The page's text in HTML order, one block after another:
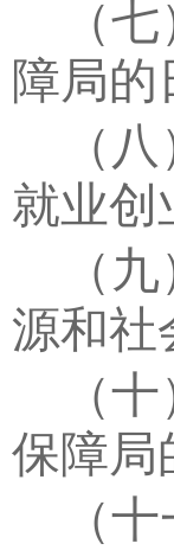
（
障局
（
就业创
（
源和社
（
保障局
（